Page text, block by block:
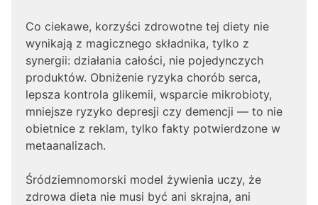
Co ciekawe, korzyści zdrowotne tej diety nie
wynikają z magicznego składnika, tylko z
synergii: działania całości, nie pojedynczych
produktów. Obniżenie ryzyka chorób serca,
lepsza kontrola glikemii, wsparcie mikrobioty,
mniejsze ryzyko depresji czy demencji — to nie
obietnice z reklam, tylko fakty potwierdzone w
metaanalizach.
Śródziemnomorski model żywienia uczy, że
zdrowa dieta nie musi być ani skrajna, ani